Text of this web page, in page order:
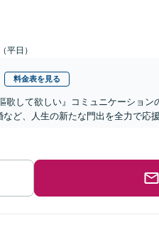
平日）
料金表を見る
歌して欲しい』コミュニケーショ
ど、人生の新たな門出を全力で応